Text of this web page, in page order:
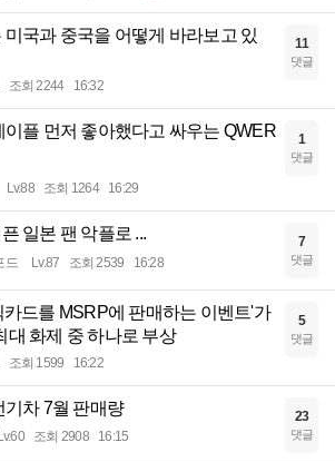
미국과 중국을 어떻게 바라보고 있
조회 2244 16:32
11
댓글
이플 먼저 좋아했다고 싸우는 QWER
Lv.88 조회 1264 16:29
1
댓글
일본 팬 악플로 ...
드 Lv.87 조회 2539 16:28
7
댓글
카드를 MSRP에 판매하는 이벤트'가
대 화제 중 하나로 부상
조회 1599 16:22
5
댓글
기차 7월 판매량
Lv.60 조회 2908 16:15
23
댓글